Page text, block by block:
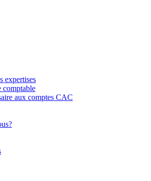
expertises
comptable
aux comptes CAC